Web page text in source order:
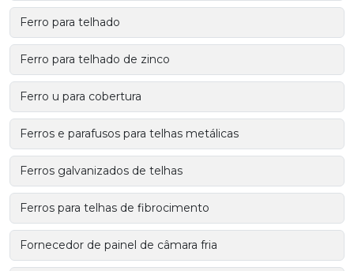
Ferro para telhado
Ferro para telhado de zinco
Ferro u para cobertura
Ferros e parafusos para telhas metálicas
Ferros galvanizados de telhas
Ferros para telhas de fibrocimento
Fornecedor de painel de câmara fria